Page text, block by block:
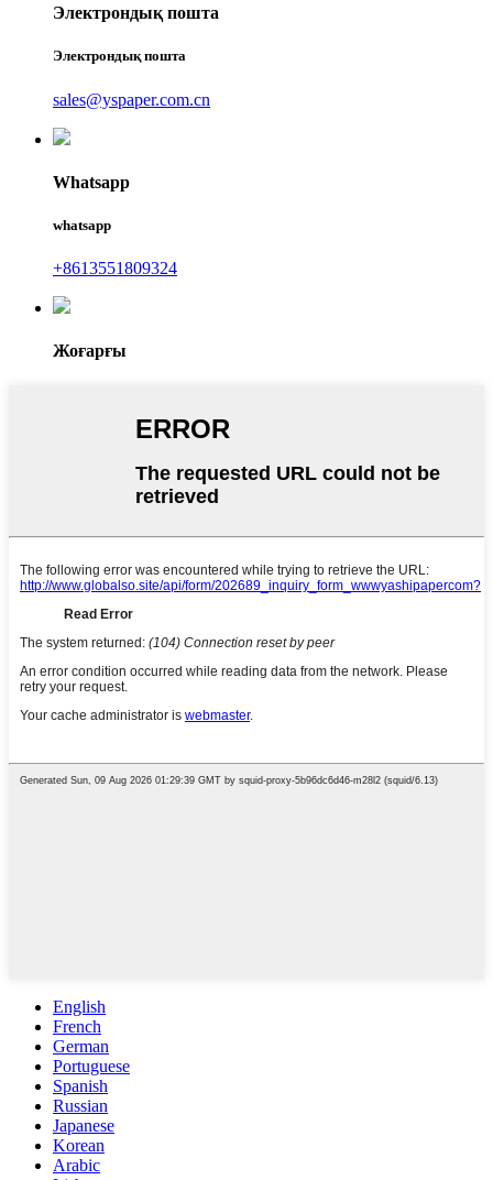
Электрондық пошта
Электрондық пошта
sales@yspaper.com.cn
Whatsapp
whatsapp
+8613551809324
Жоғарғы
English
French
German
Portuguese
Spanish
Russian
Japanese
Korean
Arabic